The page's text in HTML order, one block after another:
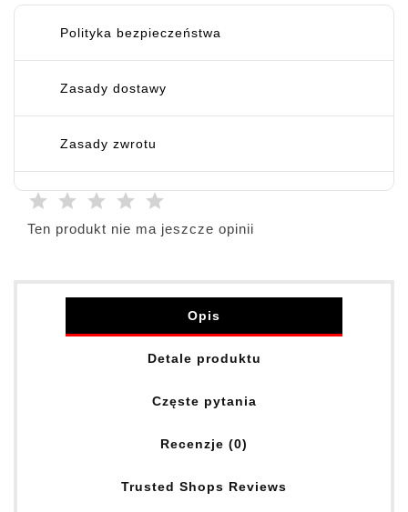
Polityka bezpieczeństwa
Zasady dostawy
Zasady zwrotu
Ten produkt nie ma jeszcze opinii
Opis
Detale produktu
Częste pytania
Recenzje (0)
Trusted Shops Reviews